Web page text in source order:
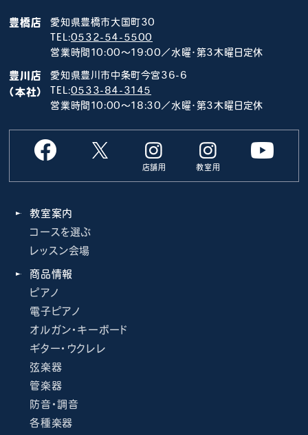
豊橋店
愛知県豊橋市大国町30
TEL:0532-54-5500
営業時間10:00～19:00／水曜･第3木曜日定休
豊川店
（本社）
愛知県豊川市中条町今宮36-6
TEL:0533-84-3145
営業時間10:00～18:30／水曜･第3木曜日定休
店舗用 教室用
教室案内
コースを選ぶ
レッスン会場
商品情報
ピアノ
電子ピアノ
オルガン・キーボード
ギター・ウクレレ
弦楽器
管楽器
防音・調音
各種楽器